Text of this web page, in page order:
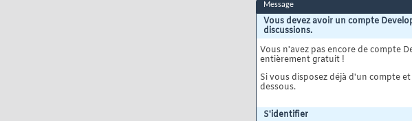
Message
Vous devez avoir un compte
discussions.
Vous n'avez pas encore de compte
entièrement gratuit !
Si vous disposez déjà d'un compte
dessous.
S'identifier